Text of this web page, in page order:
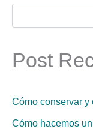
Post
Cómo conservar y
Cómo hacemos